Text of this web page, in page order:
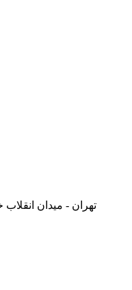
تهران - میدان انقلاب